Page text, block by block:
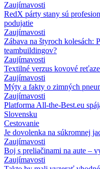
Zaujímavosti
RedX párty stany sú
podujatie
Zaujímavosti
Zábava na štyroch kolesách:
teambuildingov?
Zaujímavosti
Textilné verzus kovové
Zaujímavosti
Mýty a fakty o zimných
Zaujímavosti
Platforma All-the-Best.eu
Slovensku
Cestovanie
Je dovolenka na súkromnej
Zaujímavosti
Boj s preliačinami na aute –
Zaujímavosti